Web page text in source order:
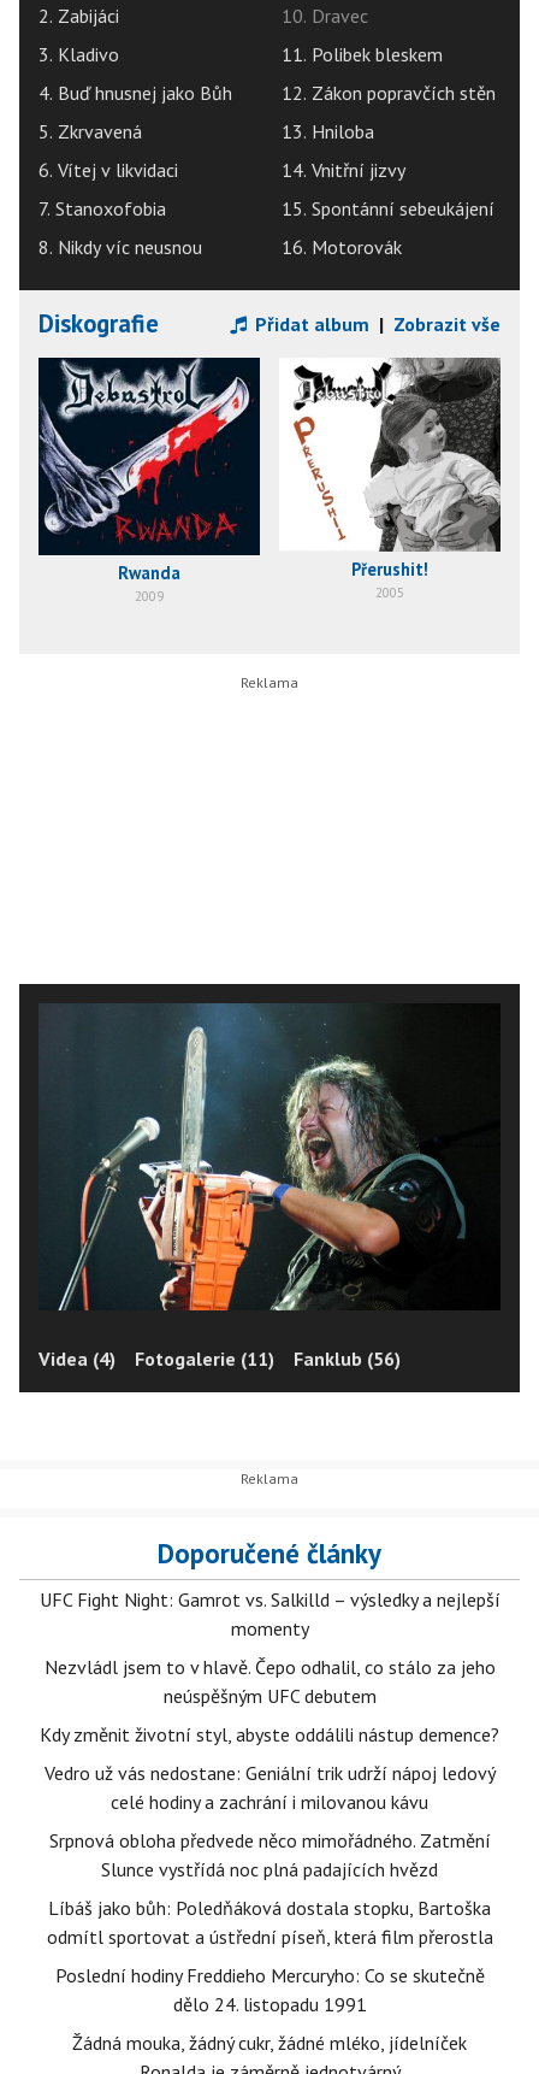
2. Zabijáci
3. Kladivo
4. Buď hnusnej jako Bůh
5. Zkrvavená
6. Vítej v likvidaci
7. Stanoxofobia
8. Nikdy víc neusnou
10. Dravec
11. Polibek bleskem
12. Zákon popravčích stěn
13. Hniloba
14. Vnitřní jizvy
15. Spontánní sebeukájení
16. Motorovák
Diskografie Přidat album | Zobrazit vše
Rwanda
2009
Přerushit!
2005
Videa (4) Fotogalerie (11) Fanklub (56)
Doporučené články
UFC Fight Night: Gamrot vs. Salkilld – výsledky a nejlepší
momenty
Nezvládl jsem to v hlavě. Čepo odhalil, co stálo za jeho
neúspěšným UFC debutem
Kdy změnit životní styl, abyste oddálili nástup demence?
Vedro už vás nedostane: Geniální trik udrží nápoj ledový
celé hodiny a zachrání i milovanou kávu
Srpnová obloha předvede něco mimořádného. Zatmění
Slunce vystřídá noc plná padajících hvězd
Líbáš jako bůh: Poledňáková dostala stopku, Bartoška
odmítl sportovat a ústřední píseň, která film přerostla
Poslední hodiny Freddieho Mercuryho: Co se skutečně
dělo 24. listopadu 1991
Žádná mouka, žádný cukr, žádné mléko, jídelníček